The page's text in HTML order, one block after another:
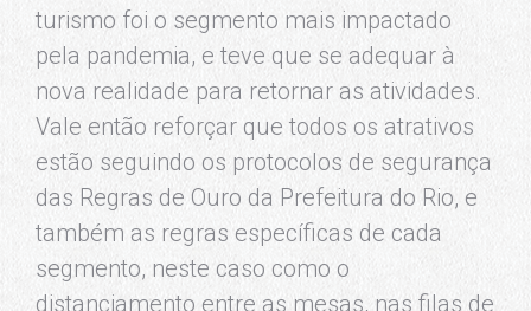
turismo foi o segmento mais impactado
pela pandemia, e teve que se adequar à
nova realidade para retornar as atividades.
Vale então reforçar que todos os atrativos
estão seguindo os protocolos de segurança
das Regras de Ouro da Prefeitura do Rio, e
também as regras específicas de cada
segmento, neste caso como o
distanciamento entre as mesas, nas filas de